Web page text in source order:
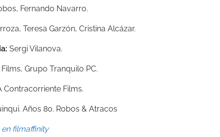
, Fernando Navarro.
Teresa Garzón, Cristina Alcázar.
Sergi Vilanova.
, Grupo Tranquilo PC.
Contracorriente Films.
Años 80. Robos & Atracos
filmaffinity